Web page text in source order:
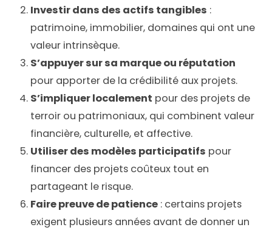
Investir dans des actifs tangibles :
patrimoine, immobilier, domaines qui ont une
valeur intrinsèque.
S’appuyer sur sa marque ou réputation
pour apporter de la crédibilité aux projets.
S’impliquer localement pour des projets de
terroir ou patrimoniaux, qui combinent valeur
financière, culturelle, et affective.
Utiliser des modèles participatifs pour
financer des projets coûteux tout en
partageant le risque.
Faire preuve de patience : certains projets
exigent plusieurs années avant de donner un